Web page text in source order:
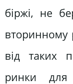
біржі, не
вторинному
від таких
ринки